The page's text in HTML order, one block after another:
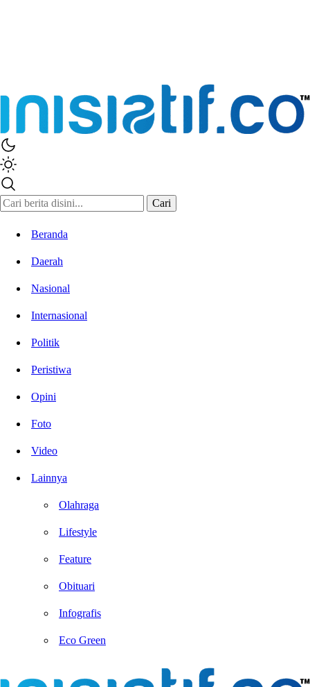
Cari
Beranda
Daerah
Nasional
Internasional
Politik
Peristiwa
Opini
Foto
Video
Lainnya
Olahraga
Lifestyle
Feature
Obituari
Infografis
Eco Green